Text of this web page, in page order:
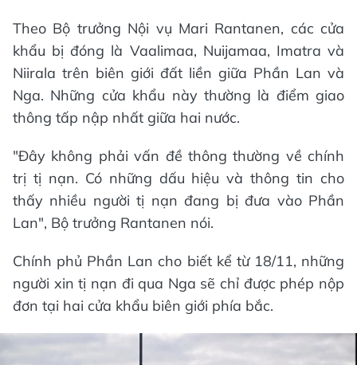
Theo Bộ trưởng Nội vụ Mari Rantanen, các cửa
khẩu bị đóng là Vaalimaa, Nuijamaa, Imatra và
Niirala trên biên giới đất liền giữa Phần Lan và
Nga. Những cửa khẩu này thường là điểm giao
thông tấp nập nhất giữa hai nước.
"Đây không phải vấn đề thông thường về chính
trị tị nạn. Có những dấu hiệu và thông tin cho
thấy nhiều người tị nạn đang bị đưa vào Phần
Lan", Bộ trưởng Rantanen nói.
Chính phủ Phần Lan cho biết kể từ 18/11, những
người xin tị nạn đi qua Nga sẽ chỉ được phép nộp
đơn tại hai cửa khẩu biên giới phía bắc.